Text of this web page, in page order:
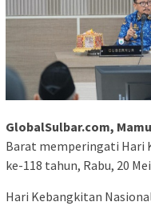
GlobalSulbar.com,
Barat memperingati Hari
ke-118 tahun, Rabu, 20
Hari Kebangkitan